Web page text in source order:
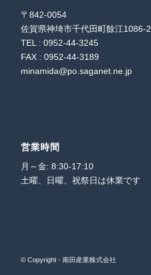
〒842-0054
佐賀県神埼市千代田町餘江1086-2
TEL : 0952-44-3245
FAX : 0952-44-3189
minamida@po.saganet.ne.jp
営業時間
月～金: 8:30-17:10
土曜、日曜、祝祭日は休業です
© Copyright - 南田産業株式会社